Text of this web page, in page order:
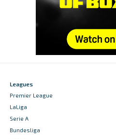
Leagues
Premier League
LaLiga
Serie A
Bundesliga